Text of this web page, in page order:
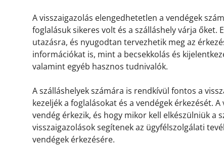
A visszaigazolás elengedhetetlen a vendégek
foglalásuk sikeres volt és a szálláshely várja őket.
utazásra, és nyugodtan tervezhetik meg az
információkat is, mint a becsekkolás és
valamint egyéb hasznos tudnivalók.
A szálláshelyek számára is rendkívül fontos a
kezeljék a foglalásokat és a vendégek érkezését.
vendég érkezik, és hogy mikor kell elkészülniük a
visszaigazolások segítenek az ügyfélszolgálati
vendégek érkezésére.